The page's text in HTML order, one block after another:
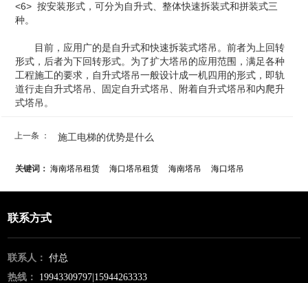
<6> 按安装形式，可分为自升式、整体快速拆装式和拼装式三
种。
目前，应用广的是自升式和快速拆装式塔吊。前者为上回转
形式，后者为下回转形式。为了扩大塔吊的应用范围，满足各种
工程施工的要求，自升式塔吊一般设计成一机四用的形式，即轨
道行走自升式塔吊、固定自升式塔吊、附着自升式塔吊和内爬升
式塔吊。
上一条 ： 施工电梯的优势是什么
关键词： 海南塔吊租赁 海口塔吊租赁 海南塔吊 海口塔吊
联系方式
联系人：
付总
热线：
19943309797|15944263333